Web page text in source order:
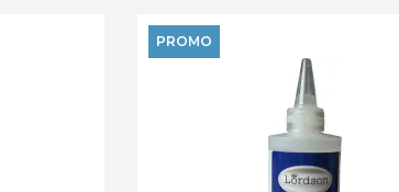
PROMO